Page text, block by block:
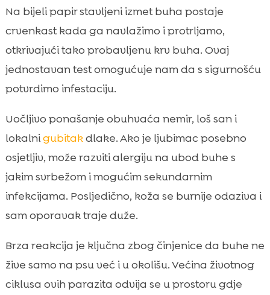
Na bijeli papir stavljeni izmet buha postaje
crvenkast kada ga navlažimo i protrljamo,
otkrivajući tako probavljenu krv buha. Ovaj
jednostavan test omogućuje nam da s sigurnošću
potvrdimo infestaciju.
Uočljivo ponašanje obuhvaća nemir, loš san i
lokalnigubitakdlake. Ako je ljubimac posebno
osjetljiv, može razviti alergiju na ubod buhe s
jakim svrbežom i mogućim sekundarnim
infekcijama. Posljedično, koža se burnije odaziva i
sam oporavak traje duže.
Brza reakcija je ključna zbog činjenice da buhe ne
žive samo na psu već i u okolišu. Većina životnog
ciklusa ovih parazita odvija se u prostoru gdje